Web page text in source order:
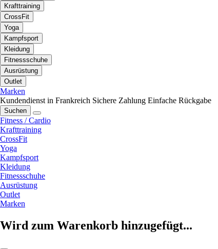
Krafttraining
CrossFit
Yoga
Kampfsport
Kleidung
Fitnessschuhe
Ausrüstung
Outlet
Marken
Kundendienst in Frankreich Sichere Zahlung Einfache Rückgabe
Suchen
Fitness / Cardio
Krafttraining
CrossFit
Yoga
Kampfsport
Kleidung
Fitnessschuhe
Ausrüstung
Outlet
Marken
Wird zum Warenkorb hinzugefügt...